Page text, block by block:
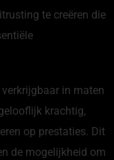
te creëren die
in maten
krachtig,
op prestaties. Dit
de mogelijkheid om